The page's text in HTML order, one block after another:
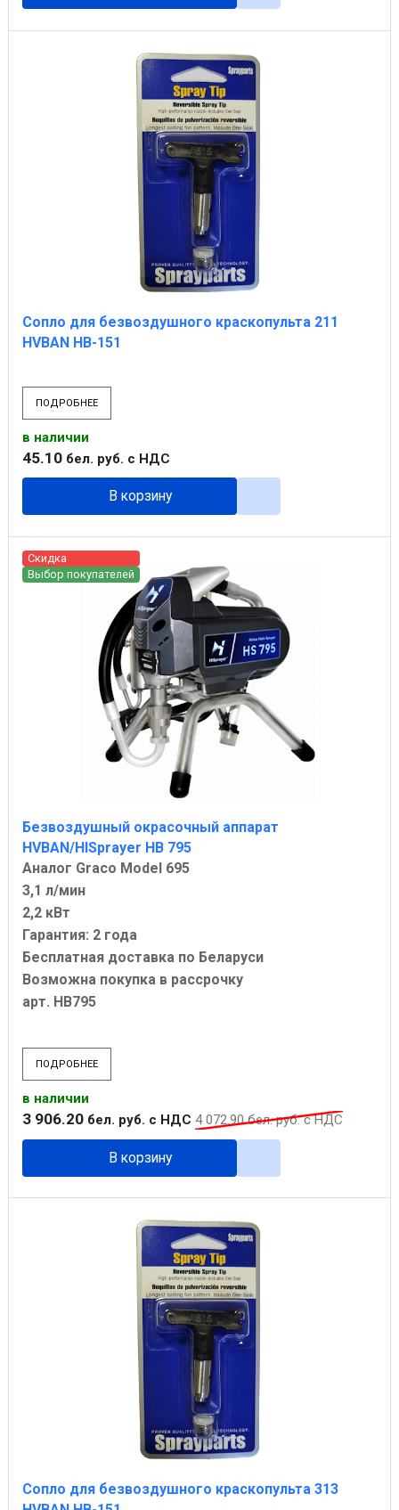
Сопло для безвоздушного краскопульта 211
HVBAN HB-151
ПОДРОБНЕЕ
в наличии
45.10 бел. руб. с НДС
В корзину
Скидка
Выбор покупателей
Безвоздушный окрасочный аппарат
HVBAN/HISprayer HB 795
Аналог Graco Model 695
3,1 л/мин
2,2 кВт
Гарантия: 2 года
Бесплатная доставка по Беларуси
Возможна покупка в рассрочку
арт. HB795
ПОДРОБНЕЕ
в наличии
3 906.20 бел. руб. с НДС 4 072.90бел. руб. с НДС
В корзину
Сопло для безвоздушного краскопульта 313